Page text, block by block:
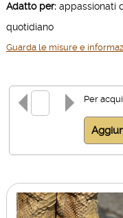
Adatto per:appassionati
quotidiano
Guarda le misure e
Per